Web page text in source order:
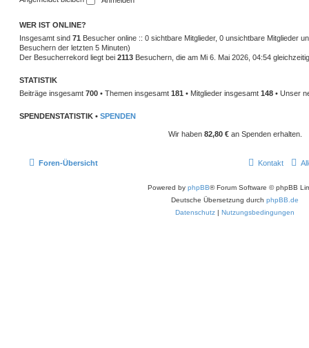
WER IST ONLINE?
Insgesamt sind 71 Besucher online :: 0 sichtbare Mitglieder, 0 unsichtbare Mitglieder
Besuchern der letzten 5 Minuten)
Der Besucherrekord liegt bei 2113 Besuchern, die am Mi 6. Mai 2026, 04:54
STATISTIK
Beiträge insgesamt 700 • Themen insgesamt 181 • Mitglieder insgesamt 148 • Unser
SPENDENSTATISTIK • SPENDEN
Wir haben 82,80 €an Spenden erhalten.
Foren-Übersicht Kontakt
Powered by phpBB® Forum Software © phpBB
Deutsche Übersetzung durch phpBB.de
Datenschutz | Nutzungsbedingungen